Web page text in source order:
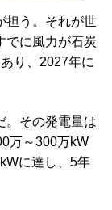
担う。それが世
でに風力が石炭
り、2027年に
。その発電量は
万～300万kW
に達し、5年